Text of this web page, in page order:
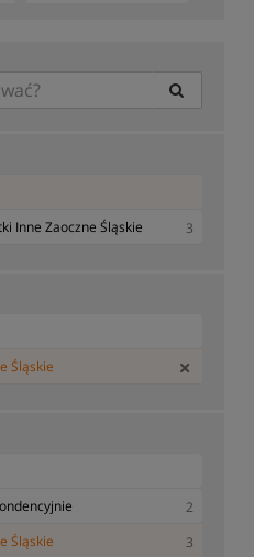
Inne Zaoczne Śląskie
3
Śląskie
2
Śląskie
3